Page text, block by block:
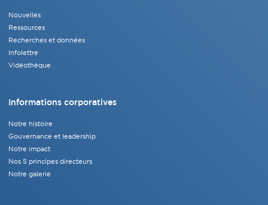
Nouvelles
Ressources
Recherches et données
Infolettre
Vidéothèque
Informations corporatives
Notre histoire
Gouvernance et leadership
Notre impact
Nos 5 principes directeurs
Notre galerie